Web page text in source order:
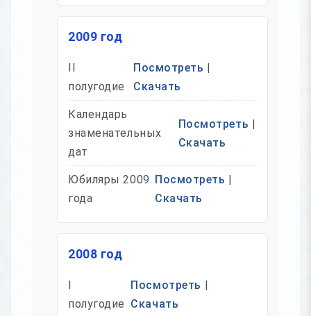
2009 год
II
полугодие
Посмотреть |
Скачать
Календарь
знаменательных
дат
Посмотреть |
Скачать
Юбиляры 2009
года
Посмотреть |
Скачать
2008 год
I
полугодие
Посмотреть |
Скачать